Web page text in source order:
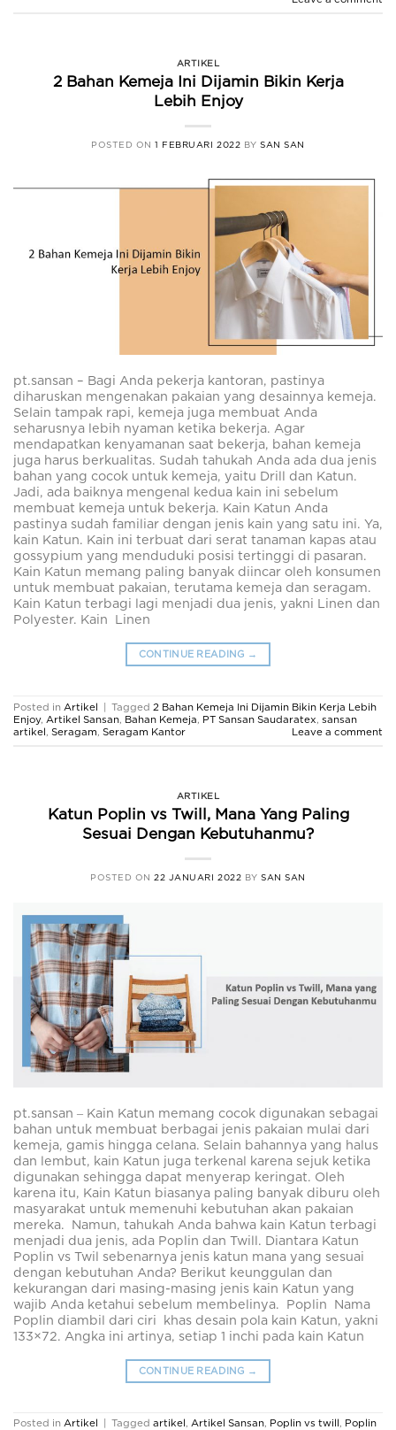
ARTIKEL
2 Bahan Kemeja Ini Dijamin Bikin Kerja
Lebih Enjoy
POSTED ON1 FEBRUARI 2022 BYSAN SAN
pt.sansan – Bagi Anda pekerja kantoran, pastinya
diharuskan mengenakan pakaian yang desainnya kemeja.
Selain tampak rapi, kemeja juga membuat Anda
seharusnya lebih nyaman ketika bekerja. Agar
mendapatkan kenyamanan saat bekerja, bahan kemeja
juga harus berkualitas. Sudah tahukah Anda ada dua jenis
bahan yang cocok untuk kemeja, yaitu Drill dan Katun.
Jadi, ada baiknya mengenal kedua kain ini sebelum
membuat kemeja untuk bekerja. Kain Katun Anda
pastinya sudah familiar dengan jenis kain yang satu ini. Ya,
kain Katun. Kain ini terbuat dari serat tanaman kapas atau
gossypium yang menduduki posisi tertinggi di pasaran.
Kain Katun memang paling banyak diincar oleh konsumen
untuk membuat pakaian, terutama kemeja dan seragam.
Kain Katun terbagi lagi menjadi dua jenis, yakni Linen dan
Polyester. Kain Linen
CONTINUE READING →
Posted in Artikel Tagged 2 Bahan Kemeja Ini Dijamin Bikin Kerja Lebih
Enjoy, Artikel Sansan, Bahan Kemeja, PT Sansan Saudaratex, sansan
artikel , Seragam, Seragam Kantor Leave a comment
ARTIKEL
Katun Poplin vs Twill, Mana Yang Paling
Sesuai Dengan Kebutuhanmu?
POSTED ON22 JANUARI 2022 BYSAN SAN
pt.sansan ‒ Kain Katun memang cocok digunakan sebagai
bahan untuk membuat berbagai jenis pakaian mulai dari
kemeja, gamis hingga celana. Selain bahannya yang halus
dan lembut, kain Katun juga terkenal karena sejuk ketika
digunakan sehingga dapat menyerap keringat. Oleh
karena itu, Kain Katun biasanya paling banyak diburu oleh
masyarakat untuk memenuhi kebutuhan akan pakaian
mereka. Namun, tahukah Anda bahwa kain Katun terbagi
menjadi dua jenis, ada Poplin dan Twill. Diantara Katun
Poplin vs Twil sebenarnya jenis katun mana yang sesuai
dengan kebutuhan Anda? Berikut keunggulan dan
kekurangan dari masing-masing jenis kain Katun yang
wajib Anda ketahui sebelum membelinya. Poplin Nama
Poplin diambil dari ciri khas desain pola kain Katun, yakni
133×72. Angka ini artinya, setiap 1 inchi pada kain Katun
CONTINUE READING →
Posted in Artikel Tagged artikel , Artikel Sansan, Poplin vs twill , Poplin